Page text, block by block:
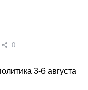
0
3-6 августа